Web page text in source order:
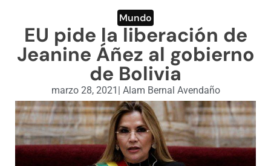
ENGLISH SECTION
VIDEOS
Mundo
EU pide la liberación de
Jeanine Áñez al gobierno
de Bolivia
marzo 28, 2021 | Alam Bernal Avendaño